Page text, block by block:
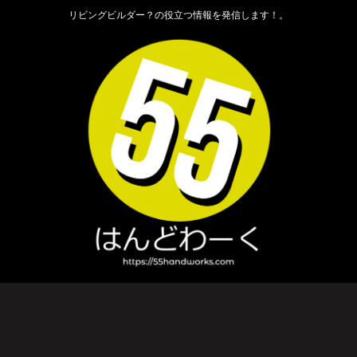
リビングビルダー？の役立つ情報を発信します！。